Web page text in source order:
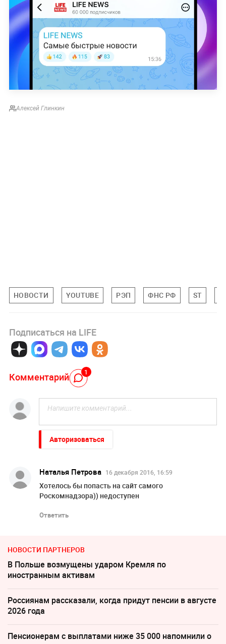
Алексей Глинкин
НОВОСТИ YOUTUBE РЭП ФНС РФ ST
Подписаться на LIFE
Комментарий 1
Авторизоваться
Наталья Петрова 16 декабря 2016, 16:59
Хотелось бы попасть на сайт самого
Роскомнадзора)) недоступен
Ответить
НОВОСТИ ПАРТНЕРОВ
В Польше возмущены ударом Кремля по
иностранным активам
Россиянам рассказали, когда придут пенсии в августе
2026 года
Пенсионерам с выплатами ниже 35 000 напомнили о